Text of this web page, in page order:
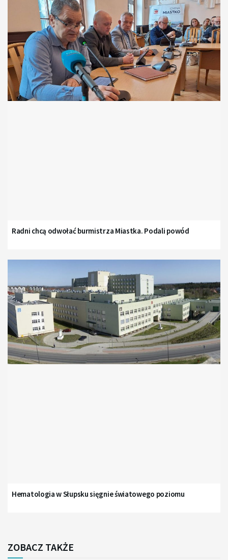
Radni chcą odwołać burmistrza Miastka. Podali powód
Hematologia w Słupsku sięgnie światowego poziomu
ZOBACZ TAKŻE